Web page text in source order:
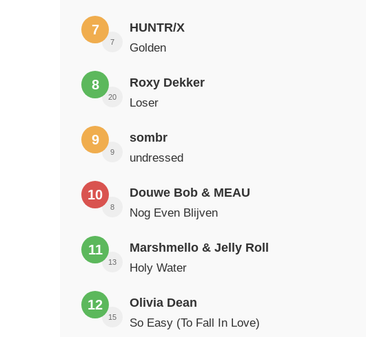
7
7
HUNTR/X
Golden
8
20
Roxy Dekker
Loser
9
9
sombr
undressed
10
8
Douwe Bob & MEAU
Nog Even Blijven
11
13
Marshmello & Jelly Roll
Holy Water
12
15
Olivia Dean
So Easy (To Fall In Love)